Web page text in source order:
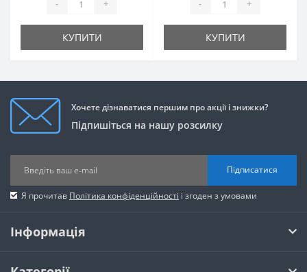
- +
КУПИТИ
- +
КУПИТИ
Хочете дізнаватися першим про акції і знижки?
Підпишіться на нашу розсилку
Підписатися
Я прочитав Політика конфіденційності і згоден з умовами
Інформація